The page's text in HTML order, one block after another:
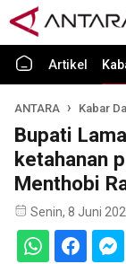
Artikel
ANTARA Kabar
Bupati
ketahanan
Menthobi
Senin, 8 Juni